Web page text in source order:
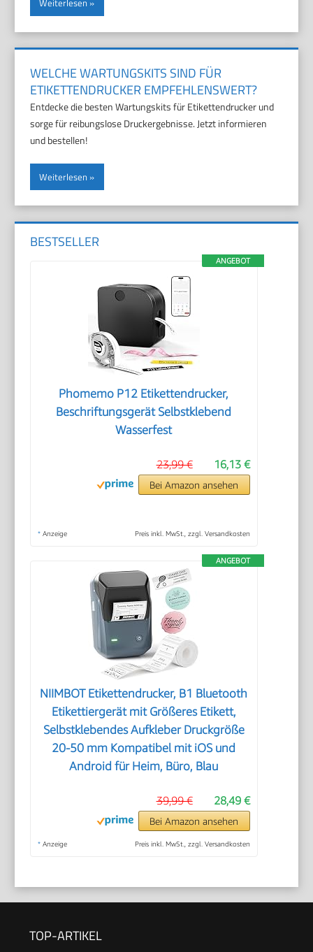
Weiterlesen
WELCHE WARTUNGSKITS SIND FÜR
ETIKETTENDRUCKER EMPFEHLENSWERT?
Entdecke die besten Wartungskits für Etikettendrucker und
sorge für reibungslose Druckergebnisse. Jetzt informieren
und bestellen!
Weiterlesen
BESTSELLER
ANGEBOT
Phomemo P12 Etikettendrucker,
Beschriftungsgerät Selbstklebend
Wasserfest
16,13 €
23,99 €
Bei Amazon ansehen
* Anzeige Preis inkl. MwSt., zzgl. Versandkosten
ANGEBOT
NIIMBOT Etikettendrucker, B1 Bluetooth
Etikettiergerät mit Größeres Etikett,
Selbstklebendes Aufkleber Druckgröße
20-50 mm Kompatibel mit iOS und
Android für Heim, Büro, Blau
28,49 €
39,99 €
Bei Amazon ansehen
* Anzeige Preis inkl. MwSt., zzgl. Versandkosten
TOP-ARTIKEL